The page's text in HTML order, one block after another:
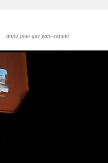
antes pato que gato-sapato